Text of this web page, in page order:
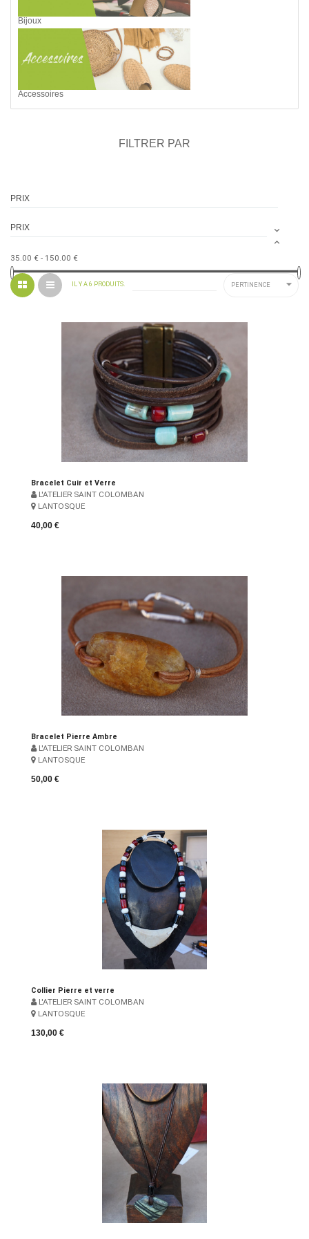
Bijoux
Accessoires
FILTRER PAR
PRIX
PRIX


35.00 € - 150.00 €
IL Y A 6 PRODUITS. PERTINENCE 
Bracelet Cuir et Verre
L'ATELIER SAINT COLOMBAN
LANTOSQUE
40,00 €
Bracelet Pierre Ambre
L'ATELIER SAINT COLOMBAN
LANTOSQUE
50,00 €
Collier Pierre et verre
L'ATELIER SAINT COLOMBAN
LANTOSQUE
130,00 €